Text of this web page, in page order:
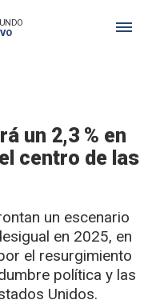
un 2,3 % en
centro de las
un escenario
en 2025, en
el resurgimiento
política y las
Unidos.